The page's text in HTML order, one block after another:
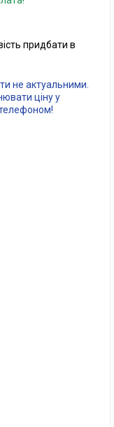
придбати в
не актуальними.
ціну у